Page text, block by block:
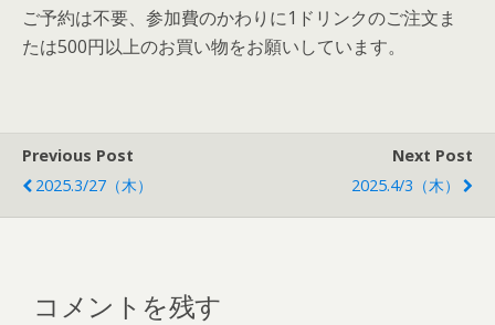
ご予約は不要、参加費のかわりに1ドリンクのご注文ま
たは500円以上のお買い物をお願いしています。
Previous Post
2025.3/27（木）
Next Post
2025.4/3（木）
コメントを残す